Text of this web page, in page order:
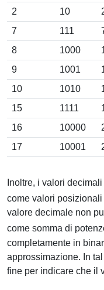
2
10
7
111
8
1000
9
1001
10
1010
15
1111
16
10000
17
10001
Inoltre, i valori
come valori posizionali
valore decimale non
come somma di
completamente in
approssimazione. In
fine per indicare che il